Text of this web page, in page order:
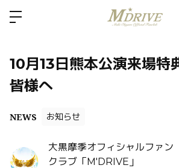
10月13日熊本公演来場特
皆様へ
NEWS お知らせ
大黒摩季オフィシャルファン
クラブ「M'DRIVE」